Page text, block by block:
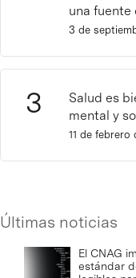
una fuente
3 de
Salud es
mental y
11 de febrero
Últimas noticias
El CNAG
estándar